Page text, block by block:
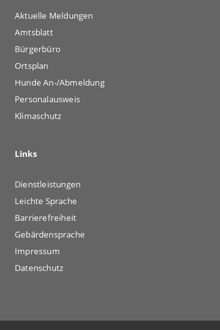
Aktuelle Meldungen
Amtsblatt
Bürgerbüro
Ortsplan
Hunde An-/Abmeldung
Personalausweis
Klimaschutz
Links
Dienstleistungen
Leichte Sprache
Barrierefreiheit
Gebärdensprache
Impressum
Datenschutz